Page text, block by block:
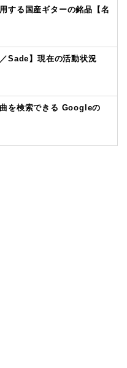
する国産ギターの銘品【名
／Sade】現在の活動状況
を検索できる Googleの